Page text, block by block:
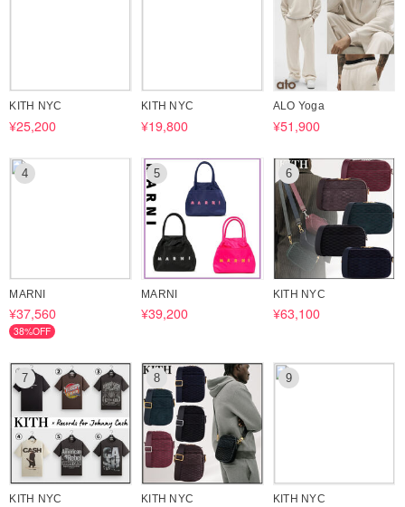
特に11月～１月の期間は配送遅延も起こりやすい期間となります。
その際は、お客様に配送期限の延長申請を了承していただく必要がござ
いますので、余裕をもったご注文をお願いいたします。
3. 返品・交換について
BUYMAのルール上、お客様都合による返品・交換（サイズ違い・イメ
ージ違いなど）は当店では直接対応できません。
ご検討ください。
また・買付先の発送、輸送遅延等による発送期限の延長に必ずご承認を
遅延によるキャンセルは一切お断りしております
ださい。
KITH NYC
¥25,200
KITH NYC
¥19,800
ALO Yoga
¥51,900
4
MARNI
¥37,560
38%OFF
5
MARNI
¥39,200
6
KITH NYC
¥63,100
7
KITH NYC
8
KITH NYC
9
KITH NYC